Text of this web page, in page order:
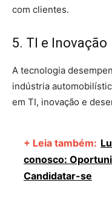
com clientes.
5. TI e Inovação
A tecnologia
indústria
em TI, inovação e
+ Leia também:
conosco:
Candidatar-se